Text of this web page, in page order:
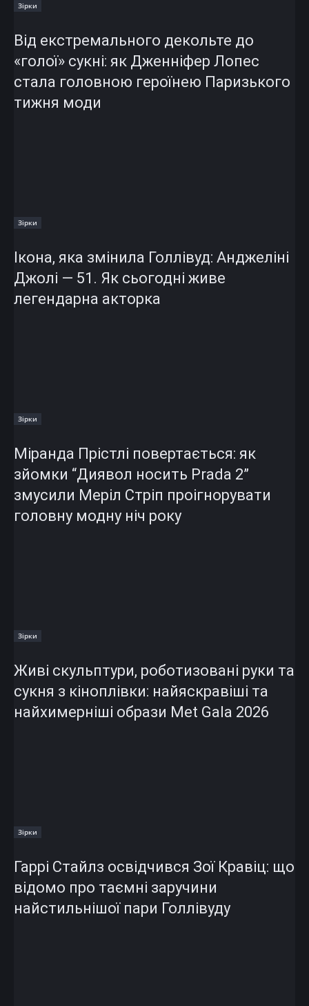
Зірки
Від екстремального декольте до
«голої» сукні: як Дженніфер Лопес
стала головною героїнею Паризького
тижня моди
Зірки
Ікона, яка змінила Голлівуд: Анджеліні
Джолі — 51. Як сьогодні живе
легендарна акторка
Зірки
Міранда Прістлі повертається: як
зйомки “Диявол носить Prada 2”
змусили Меріл Стріп проігнорувати
головну модну ніч року
Зірки
Живі скульптури, роботизовані руки та
сукня з кіноплівки: найяскравіші та
найхимерніші образи Met Gala 2026
Зірки
Гаррі Стайлз освідчився Зої Кравіц: що
відомо про таємні заручини
найстильнішої пари Голлівуду